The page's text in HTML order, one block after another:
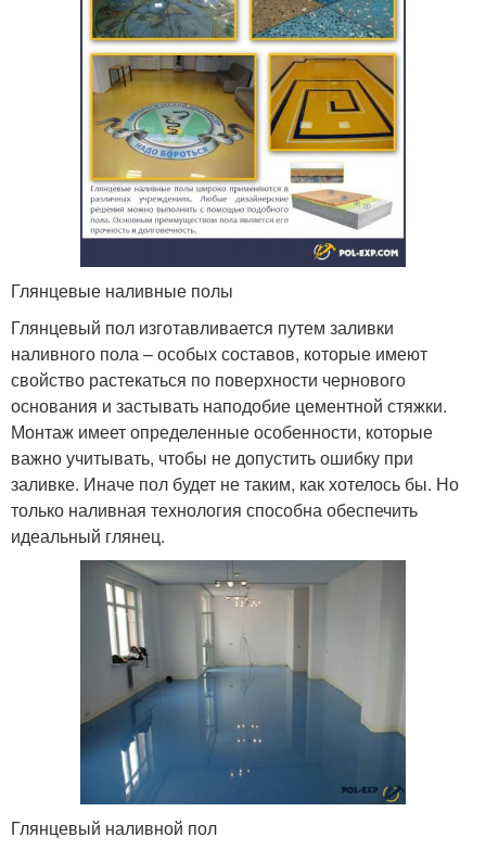
Глянцевые наливные полы
Глянцевый пол изготавливается путем заливки
наливного пола – особых составов, которые имеют
свойство растекаться по поверхности чернового
основания и застывать наподобие цементной стяжки.
Монтаж имеет определенные особенности, которые
важно учитывать, чтобы не допустить ошибку при
заливке. Иначе пол будет не таким, как хотелось бы. Но
только наливная технология способна обеспечить
идеальный глянец.
Глянцевый наливной пол